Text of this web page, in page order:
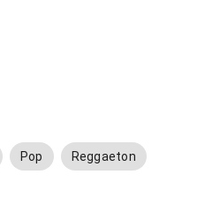
Pop Reggaeton